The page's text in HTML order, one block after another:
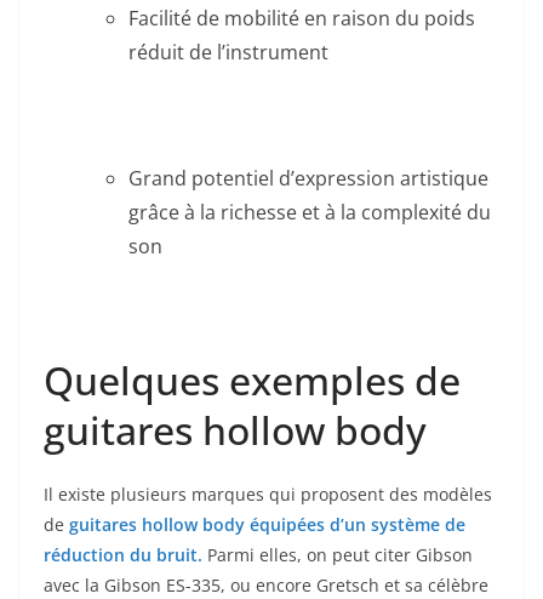
Facilité de mobilité en raison du poids‍
réduit de l’instrument
Grand potentiel d’expression artistique
grâce​ à la richesse et à la complexité du
son
Quelques exemples de
guitares hollow body
Il existe plusieurs marques qui proposent des modèles
de ⁣guitares hollow‌ body équipées⁤ d’un système de
réduction du bruit. Parmi elles, on‍ peut citer Gibson
avec la Gibson ES-335, ou encore Gretsch et sa célèbre